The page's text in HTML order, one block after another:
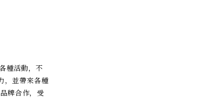
種活動，不
，並帶來各種
牌合作，受